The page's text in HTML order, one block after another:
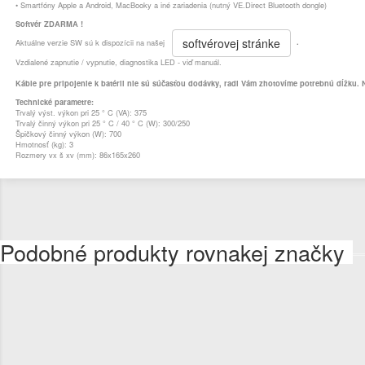
• Smartfóny Apple a Android, MacBooky a iné zariadenia (nutný VE.Direct Bluetooth dongle)
Softvér ZDARMA !
Aktuálne verzie SW sú k dispozícii na našej
softvérovej stránke
.
Vzdialené zapnutie / vypnutie, diagnostika LED - viď manuál.
Káble pre pripojenie k batérii nie sú súčasťou dodávky, radi Vám zhotovíme potrebnú dĺžku.
Technické parametre:
Trvalý výst. výkon pri 25 ° C (VA): 375
Trvalý činný výkon pri 25 ° C / 40 ° C (W): 300/250
Špičkový činný výkon (W): 700
Hmotnosť (kg): 3
Rozmery vx š xv (mm): 86x165x260
Podobné produkty rovnakej značky